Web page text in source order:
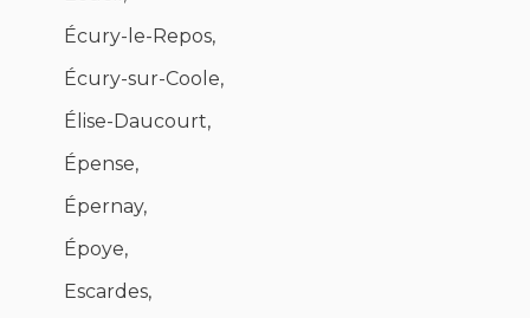
Écury-le-Repos,
Écury-sur-Coole,
Élise-Daucourt,
Épense,
Épernay,
Époye,
Escardes,